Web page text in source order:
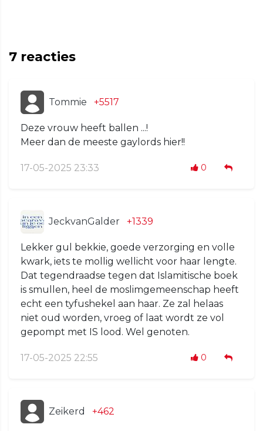
7 reacties
Tommie +5517
Deze vrouw heeft ballen ...!
Meer dan de meeste gaylords hier!!
17-05-2025 23:33 0
JeckvanGalder +1339
Lekker gul bekkie, goede verzorging en volle
kwark, iets te mollig wellicht voor haar lengte.
Dat tegendraadse tegen dat Islamitische boek
is smullen, heel de moslimgemeenschap heeft
echt een tyfushekel aan haar. Ze zal helaas
niet oud worden, vroeg of laat wordt ze vol
gepompt met IS lood. Wel genoten.
17-05-2025 22:55 0
Zeikerd +462